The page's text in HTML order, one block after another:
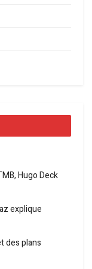
Hugo Deck
explique
des plans